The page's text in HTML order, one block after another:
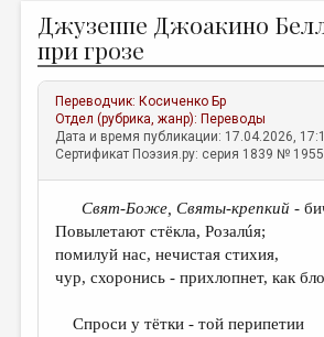
ЖАНРЫ
АВТОРЫ
КОММЕНТАРИИ
ЛИТСАЛОН
ПРАВИЛА САЙТА
ОТДЕЛЫ И РУБРИКИ
Джузеппе Джоакино
при грозе
Переводчик: Косиченко Бр
Отдел (рубрика, жанр): Переводы
Дата и время публикации: 17.04.2026,
Сертификат Поэзия.ру: серия 1839 №
Свят-Боже, Святы-крепкий -
Повылетают стёкла, Розалúя;
помилуй нас, нечистая стихия,
чур, схоронись - прихлопнет, как
Спроси у тётки - той перипетии